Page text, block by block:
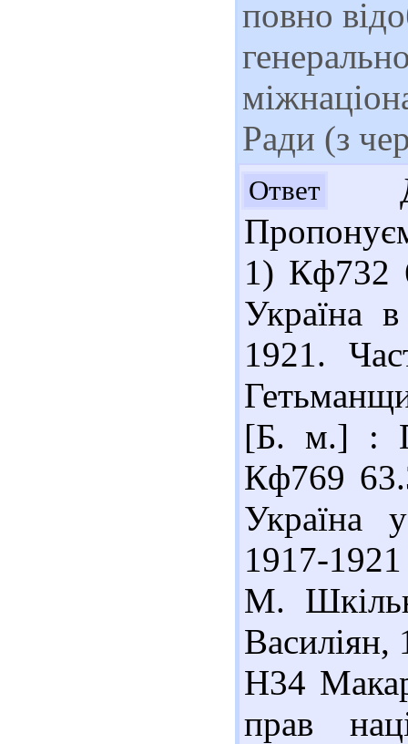
повно
Ради (з
Ответ
1) Кф732
Україна
1921.
[Б. м.] :
Кф769
Україна
1917-
М.
Н34
прав